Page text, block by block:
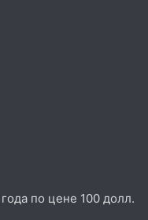
по цене 100 долл.